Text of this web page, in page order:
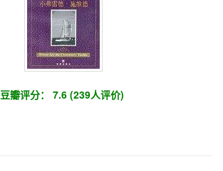
豆瓣评分： 7.6 (239人评价)